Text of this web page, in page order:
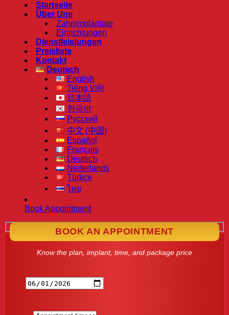
Startseite
Über Uns
Zahnimplantate
Einrichtungen
Dienstleistungen
Preisliste
Kontakt
Deutsch
English
Tiếng Việt
日本語
한국어
Русский
中文 (中国)
Español
Français
Deutsch
Nederlands
Türkçe
ไทย
Book Appointment
BOOK AN APPOINTMENT
Know the plan, implant, time, and package price